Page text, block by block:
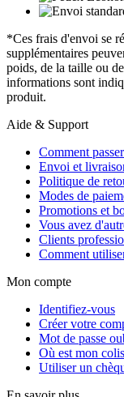
*Ces frais d'envoi se
supplémentaires
poids, de la taille ou
informations sont
produit.
Aide & Support
Comment
Envoi et
Politique de
Modes de
Promotions et
Vous avez
Clients
Comment
Mon compte
Identifiez-vous
Créer votre
Mot de passe
Où est mon
Utiliser un